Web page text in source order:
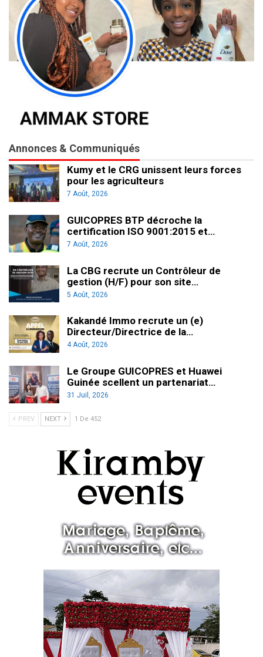
Annonces & Communiqués
Kumy et le CRG unissent leurs forces
pour les agriculteurs
7 Août, 2026
GUICOPRES BTP décroche la
certification ISO 9001:2015 et…
7 Août, 2026
La CBG recrute un Contrôleur de
gestion (H/F) pour son site…
5 Août, 2026
Kakandé Immo recrute un (e)
Directeur/Directrice de la…
4 Août, 2026
Le Groupe GUICOPRES et Huawei
Guinée scellent un partenariat…
31 Juil, 2026
PREV NEXT 1 De 452